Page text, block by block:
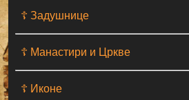
☦ Задушнице
☦ Манастири и Цркве
☦ Иконе